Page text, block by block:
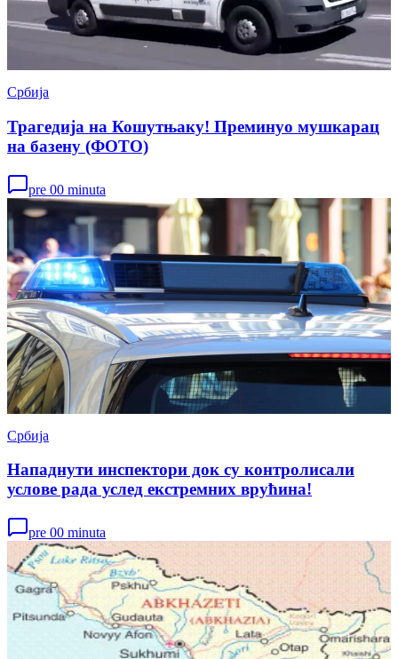
Србија
Трагедија на Кошутњаку! Преминуо мушкарац
на базену (ФОТО)
pre 00 minuta
Србија
Нападнути инспектори док су контролисали
услове рада услед екстремних врућина!
pre 00 minuta